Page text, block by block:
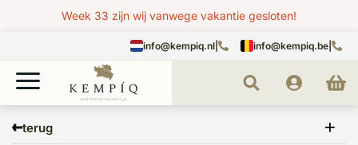
Week 33 zijn wij vanwege vakantie gesloten!
info@kempiq.nl info@kempiq.be
terug
1930